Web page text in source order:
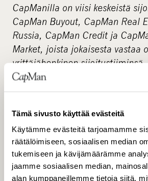
Tämä sivusto käyttää evästeitä
Käytämme evästeitä tarjoamamme
räätälöimiseen, sosiaalisen median
tukemiseen ja kävijämäärämme
jaamme sosiaalisen median,
alan kumppaneillemme tietoja siitä,
CapManilla on viisi keskeistä
CapMan Buyout, CapMan Real
Russia, CapMan Credit ja
Market, joista jokaisesta vastaa
yrittäjähenkinen
sijoitusalueella on omat
Moskovassa, Luxemburgissa ja
CapMan on perustettu vuonna
listattu Helsingin pörssissä
Lapland Hotels Oy